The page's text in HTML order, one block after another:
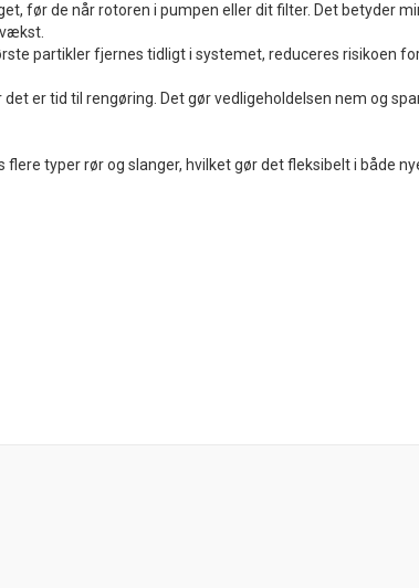
før de når rotoren i pumpen eller dit filter. Det betyder
partikler fjernes tidligt i systemet, reduceres risikoen
er tid til rengøring. Det gør vedligeholdelsen nem og
typer rør og slanger, hvilket gør det fleksibelt i både